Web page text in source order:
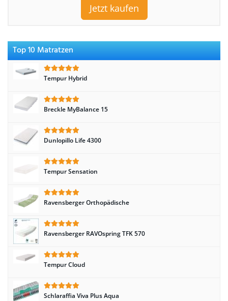
Jetzt kaufen
Top 10 Matratzen
Tempur Hybrid
Breckle MyBalance 15
Dunlopillo Life 4300
Tempur Sensation
Ravensberger Orthopädische
Ravensberger RAVOspring TFK 570
Tempur Cloud
Schlaraffia Viva Plus Aqua